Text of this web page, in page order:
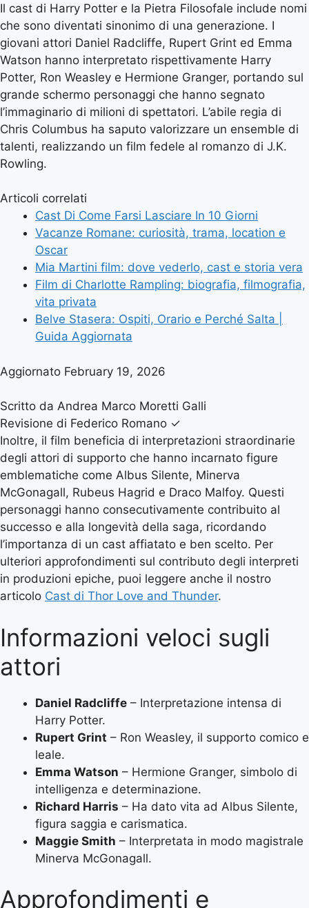
Il cast di Harry Potter e la Pietra Filosofale include nomi
che sono diventati sinonimo di una generazione. I
giovani attori Daniel Radcliffe, Rupert Grint ed Emma
Watson hanno interpretato rispettivamente Harry
Potter, Ron Weasley e Hermione Granger, portando sul
grande schermo personaggi che hanno segnato
l’immaginario di milioni di spettatori. L’abile regia di
Chris Columbus ha saputo valorizzare un ensemble di
talenti, realizzando un film fedele al romanzo di J.K.
Rowling.
Articoli correlati
Cast Di Come Farsi Lasciare In 10 Giorni
Vacanze Romane: curiosità, trama, location e
Oscar
Mia Martini film: dove vederlo, cast e storia vera
Film di Charlotte Rampling: biografia, filmografia,
vita privata
Belve Stasera: Ospiti, Orario e Perché Salta |
Guida Aggiornata
Aggiornato February 19, 2026
Scritto da Andrea Marco Moretti Galli
Revisione di Federico Romano ✓
Inoltre, il film beneficia di interpretazioni straordinarie
degli attori di supporto che hanno incarnato figure
emblematiche come Albus Silente, Minerva
McGonagall, Rubeus Hagrid e Draco Malfoy. Questi
personaggi hanno consecutivamente contribuito al
successo e alla longevità della saga, ricordando
l’importanza di un cast affiatato e ben scelto. Per
ulteriori approfondimenti sul contributo degli interpreti
in produzioni epiche, puoi leggere anche il nostro
articolo Cast di Thor Love and Thunder.
Informazioni veloci sugli
attori
Daniel Radcliffe – Interpretazione intensa di
Harry Potter.
Rupert Grint – Ron Weasley, il supporto comico e
leale.
Emma Watson – Hermione Granger, simbolo di
intelligenza e determinazione.
Richard Harris – Ha dato vita ad Albus Silente,
figura saggia e carismatica.
Maggie Smith – Interpretata in modo magistrale
Minerva McGonagall.
Approfondimenti e